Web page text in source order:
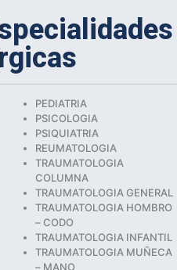
PEDIATRIA
PSICOLOGIA
PSIQUIATRIA
REUMATOLOGIA
TRAUMATOLOGIA
COLUMNA
TRAUMATOLOGIA GENERAL
TRAUMATOLOGIA HOMBRO
– CODO
TRAUMATOLOGIA INFANTIL
TRAUMATOLOGIA MUÑECA
– MANO